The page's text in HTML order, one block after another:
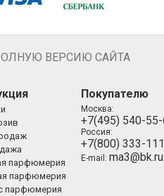
ВЕРСИЮ САЙТА
парфюмерия
парфюмерия
парфюмерия
Покупателю
Москва:
+7(495) 540-
Россия:
+7(800) 333-
E-mail: ma3@bk.ru